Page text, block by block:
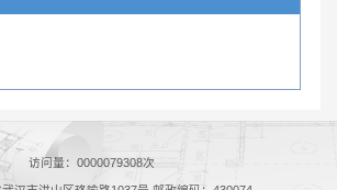
访问量： 0000079308次